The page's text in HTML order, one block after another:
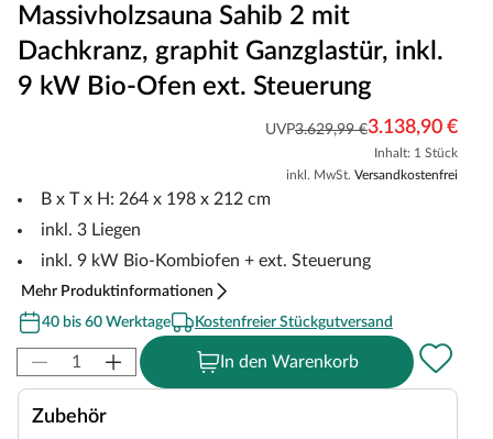
Massivholzsauna Sahib 2 mit
Dachkranz, graphit Ganzglastür, inkl.
9 kW Bio-Ofen ext. Steuerung
UVP3.629,99 €3.138,90 €
Inhalt: 1 Stück
inkl. MwSt. Versandkostenfrei
B x T x H: 264 x 198 x 212 cm
inkl. 3 Liegen
inkl. 9 kW Bio-Kombiofen + ext. Steuerung
Mehr Produktinformationen
40 bis 60 Werktage
Kostenfreier Stückgutversand
In den Warenkorb
Zubehör